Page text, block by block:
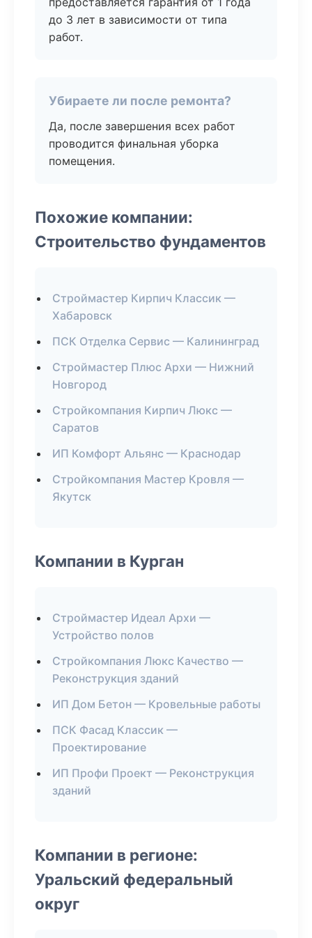
до 3 лет в зависимости от типа
работ.
Убираете ли после ремонта?
Да, после завершения всех работ
проводится финальная уборка
помещения.
Похожие компании:
Строительство фундаментов
Строймастер Кирпич Классик —
Хабаровск
ПСК Отделка Сервис — Калининград
Строймастер Плюс Архи — Нижний
Новгород
Стройкомпания Кирпич Люкс —
Саратов
ИП Комфорт Альянс — Краснодар
Стройкомпания Мастер Кровля —
Якутск
Компании в Курган
Строймастер Идеал Архи —
Устройство полов
Стройкомпания Люкс Качество —
Реконструкция зданий
ИП Дом Бетон — Кровельные работы
ПСК Фасад Классик —
Проектирование
ИП Профи Проект — Реконструкция
зданий
Компании в регионе:
Уральский федеральный
округ